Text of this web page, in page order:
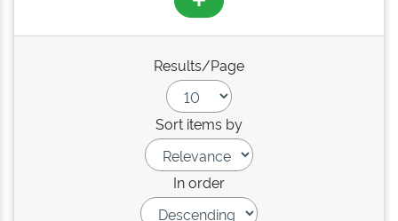
Results/Page
Sort items by
In order